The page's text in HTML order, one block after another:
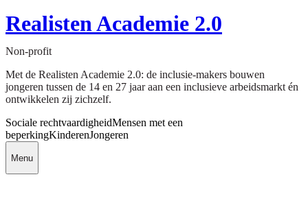
Realisten Academie 2.0
Non-profit
Met de Realisten Academie 2.0: de inclusie-makers bouwen
jongeren tussen de 14 en 27 jaar aan een inclusieve arbeidsmarkt én
ontwikkelen zij zichzelf.
Sociale rechtvaardigheidMensen met een
beperkingKinderenJongeren
Menu